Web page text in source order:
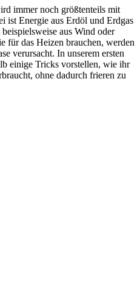
immer noch größtenteils mit
ist Energie aus Erdöl und Erdgas
aus Wind oder
für das Heizen brauchen, werden
verursacht. In unserem ersten
einige Tricks vorstellen, wie ihr
ohne dadurch frieren zu